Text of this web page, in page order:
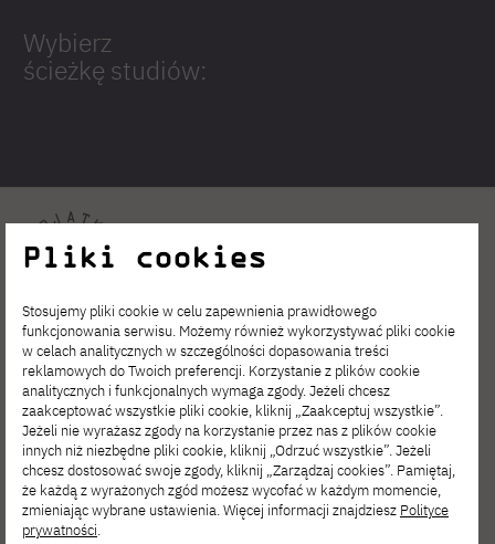
Wybierz
ścieżkę studiów:
Polsko-Japońska Akademia
Technik Komputerowych
ul. Koszykowa 86; 02-008 Warszawa
tel:+48 22 58 44 500
fax:+48 22 58 44 501
Pliki cookies
Stosujemy pliki cookie w celu zapewnienia prawidłowego
funkcjonowania serwisu. Możemy również wykorzystywać pliki cookie
w celach analitycznych w szczególności dopasowania treści
reklamowych do Twoich preferencji. Korzystanie z plików cookie
analitycznych i funkcjonalnych wymaga zgody. Jeżeli chcesz
zaakceptować wszystkie pliki cookie, kliknij „Zaakceptuj wszystkie”.
Jeżeli nie wyrażasz zgody na korzystanie przez nas z plików cookie
innych niż niezbędne pliki cookie, kliknij „Odrzuć wszystkie”. Jeżeli
chcesz dostosować swoje zgody, kliknij „Zarządzaj cookies”. Pamiętaj,
że każdą z wyrażonych zgód możesz wycofać w każdym momencie,
zmieniając wybrane ustawienia. Więcej informacji znajdziesz Polityce
prywatności.